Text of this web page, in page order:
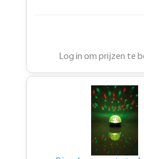
Log in om prijzen te